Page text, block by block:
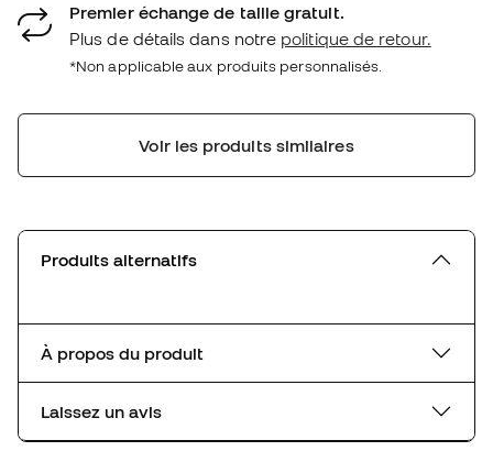
Premier échange de taille gratuit.
Plus de détails dans notre politique de retour.
*Non applicable aux produits personnalisés.
Voir les produits similaires
Produits alternatifs
À propos du produit
Laissez un avis